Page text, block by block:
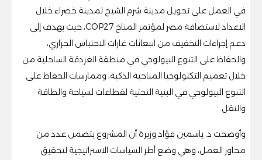
في العمل على تحويل مدينة شرم الشيخ لمدينة خضراء خلال
الاعداد لاستضافة مصر لمؤتمر المناخ COP27، حيث يهدف إلى
دعم إجراءات التخفيف من انبعاثات غازات الاحتباس الحراري،
والحفاظ على التنوع البيولوجي في منطقة الغردقة الساحلية من
خلال تعميم التكنولوجيا المناخية الذكية، وممارسات الحفاظ على
التنوع البيولوجي في البنية التحتية لقطاعات لسياحة والطاقة
والنقل.
وأوضحت د. ياسمين فؤاد وزيرة أن المشروع يتضمن عدد من
محاور العمل، وهي وضع أطر السياسات الاستراتيجية لتحقيق